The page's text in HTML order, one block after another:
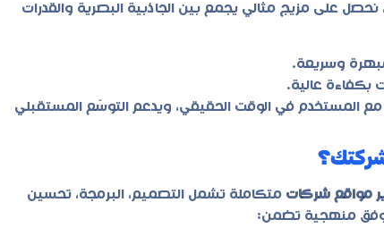
نحصل على مزيج مثالي يجمع بين الجاذبية البصرية والقدرات
وسريعة.
بكفاءة عالية.
مع المستخدم في الوقت الحقيقي، ويدعم التوسّع المستقبلي
مواقع شركات متكاملة تشمل التصميم، البرمجة، تحسين
منهجية تضمن: